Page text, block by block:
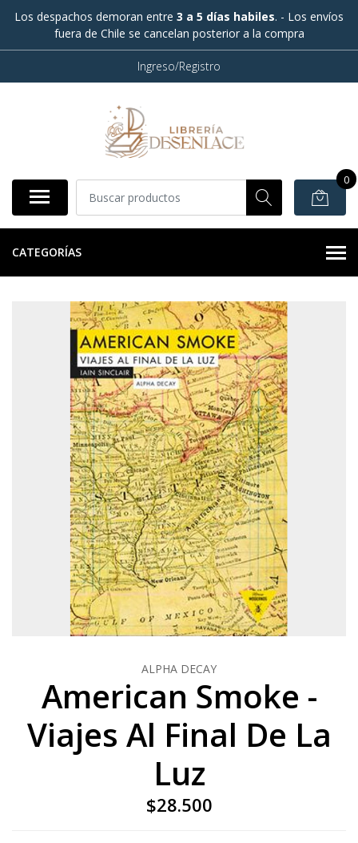
Los despachos demoran entre 3 a 5 días habiles. - Los envíos
fuera de Chile se cancelan posterior a la compra
Ingreso/Registro
0
CATEGORÍAS
ALPHA DECAY
American Smoke -
Viajes Al Final De La
Luz
$28.500